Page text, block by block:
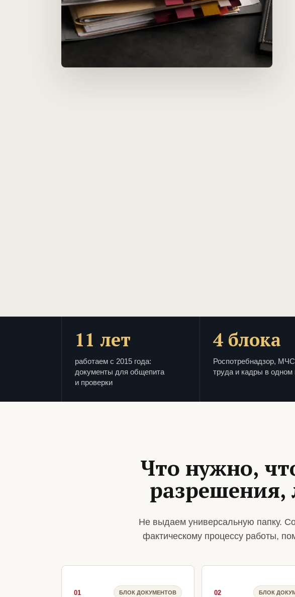
11 лет
работаем с 2015 года:
документы для общепита
и проверки
4 блока
Роспотребнадзор,
труда и кадры в одном
Что нужно,
разрешения,
Не выдаем универсальную папку.
фактическому процессу работы,
01 БЛОК ДОКУМЕНТОВ 02 БЛОК